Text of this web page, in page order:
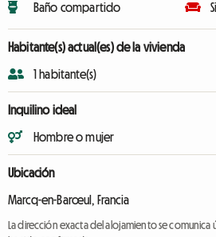
Baño compartido
Habitante(s) actual(es) de la vivienda
1 habitante(s)
Inquilino ideal
Hombre o mujer
Ubicación
Marcq-en-Barœul, Francia
La dirección exacta del alojamiento se comunica